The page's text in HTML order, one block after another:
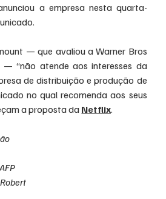
a empresa nesta quarta-
— que avaliou a Warner Bros
— “não atende aos interesses da
de distribuição e produção de
no qual recomenda aos seus
a proposta da Netflix.